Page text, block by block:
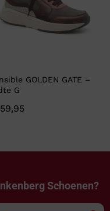
GOLDEN GATE –
G
Schoenen?